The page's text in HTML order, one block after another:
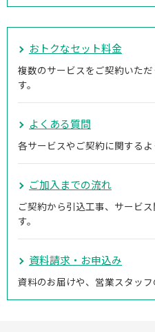
おトクなセット料金
複数のサービスをご契約いた
す。
よくある質問
各サービスやご契約に関するよ
ご加入までの流れ
ご契約から引込工事、サービ
す。
資料請求・お申込み
資料のお届けや、営業スタッフ